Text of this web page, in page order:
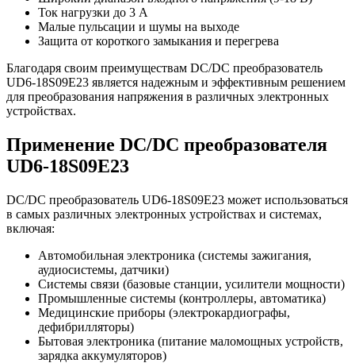
Ток нагрузки до 3 А
Малые пульсации и шумы на выходе
Защита от короткого замыкания и перегрева
Благодаря своим преимуществам DC/DC преобразователь
UD6-18S09E23 является надежным и эффективным решением
для преобразования напряжения в различных электронных
устройствах.
Применение DC/DC преобразователя
UD6-18S09E23
DC/DC преобразователь UD6-18S09E23 может использоваться
в самых различных электронных устройствах и системах,
включая:
Автомобильная электроника (системы зажигания,
аудиосистемы, датчики)
Системы связи (базовые станции, усилители мощности)
Промышленные системы (контроллеры, автоматика)
Медицинские приборы (электрокардиографы,
дефибрилляторы)
Бытовая электроника (питание маломощных устройств,
зарядка аккумуляторов)